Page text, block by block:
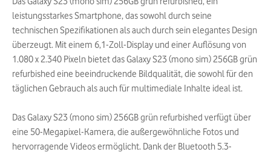
leistungsstarkes Smartphone, das sowohl durch seine
technischen Spezifikationen als auch durch sein elegantes Design
überzeugt. Mit einem 6,1-Zoll-Display und einer Auflösung von
1.080 x 2.340 Pixeln bietet das Galaxy S23 (mono sim) 256GB grün
refurbished eine beeindruckende Bildqualität, die sowohl für den
täglichen Gebrauch als auch für multimediale Inhalte ideal ist.
Das Galaxy S23 (mono sim) 256GB grün refurbished verfügt über
eine 50-Megapixel-Kamera, die außergewöhnliche Fotos und
hervorragende Videos ermöglicht. Dank der Bluetooth 5.3-